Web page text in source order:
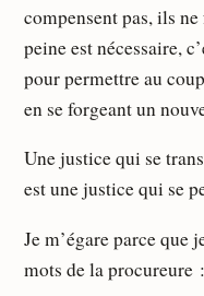
compensent pas, ils
peine est nécessaire,
pour permettre au
en se forgeant un
Une justice qui se
est une justice qui se
Je m’égare parce que
mots de la procureure :